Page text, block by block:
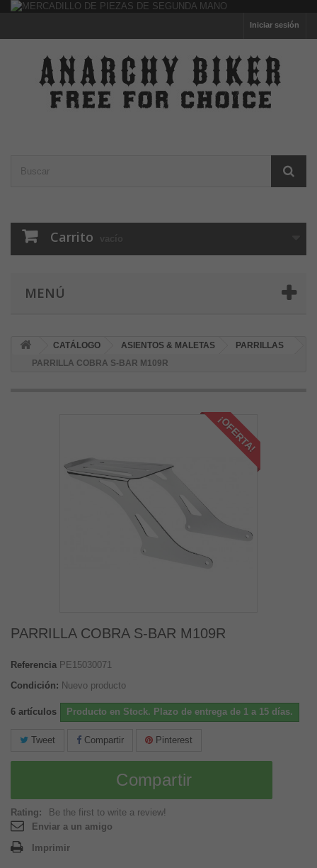
Iniciar sesión
Carrito vacío
MENÚ
CATÁLOGO ASIENTOS & MALETAS
PARRILLAS
PARRILLA COBRA S-BAR M109R
¡OFERTA!
PARRILLA COBRA S-BAR M109R
Referencia PE15030071
Condición: Nuevo producto
6 artículos Producto en Stock. Plazo de entrega de 1 a 15 días.
Tweet Compartir Pinterest
Compartir
Rating:
Be the first to write a review!
Enviar a un amigo
Imprimir